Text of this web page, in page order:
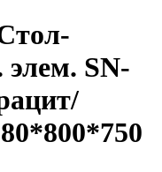
элем. SN-